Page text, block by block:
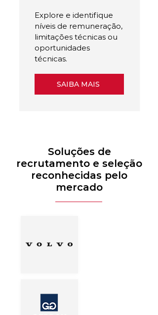
Explore e identifique
níveis de remuneração,
limitações técnicas ou
oportunidades
técnicas.
SAIBA MAIS
Soluções de
recrutamento e seleção
reconhecidas pelo
mercado